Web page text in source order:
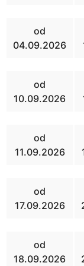
od
04.09.2026
od
10.09.2026
od
11.09.2026
od
17.09.2026
od
18.09.2026